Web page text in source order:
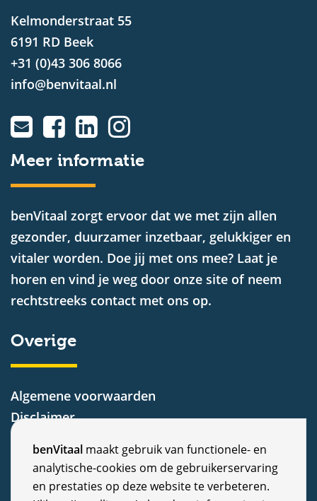
C
o
benVitaal maakt gebruik van functionele- en
analytische-cookies om de gebruikerservaring
en prestaties op deze website te verbeteren.
Kelmonderstraat 55
6191 RD Beek
+31 (0)43 306 8066
info@benvitaal.nl
Meer informatie
benVitaal zorgt ervoor dat we met zijn allen
gezonder, duurzamer inzetbaar, gelukkiger en
vitaler worden. Doe jij met ons mee? Laat je
horen en vind je weg door onze site of neem
rechtstreeks contact met ons op.
Overige
Algemene voorwaarden
Disclaimer
Cookiebeleid
Nieuws